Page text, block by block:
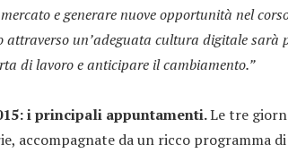
e generare nuove opportunità nel
attraverso un’adeguata cultura digitale sarà
di lavoro e anticipare il cambiamento.”
i principali appuntamenti.Le tre
accompagnate da un ricco programma